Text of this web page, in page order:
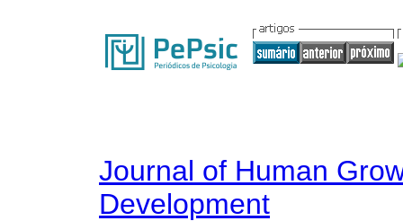
Journal of Human
Development